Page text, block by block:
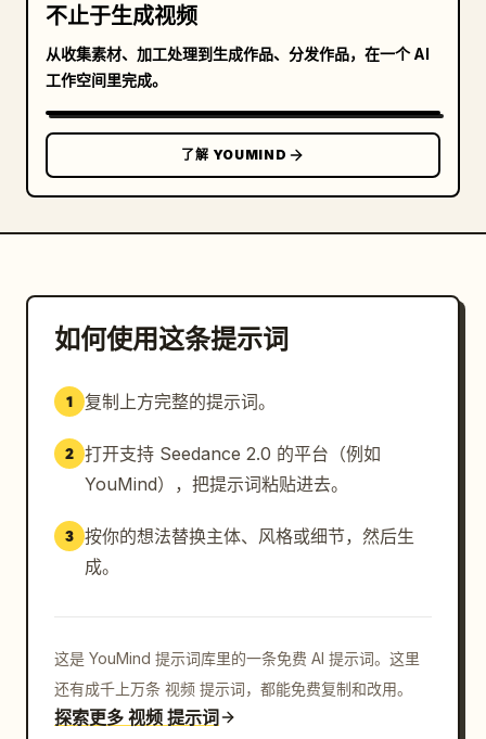
不止于生成视频
从收集素材、加工处理到生成作品、分发作品，在一个 AI
工作空间里完成。
了解 YOUMIND
如何使用这条提示词
1 复制上方完整的提示词。
2 打开支持 Seedance 2.0 的平台（例如
YouMind），把提示词粘贴进去。
3 按你的想法替换主体、风格或细节，然后生
成。
这是 YouMind 提示词库里的一条免费 AI 提示词。这里
还有成千上万条 视频 提示词，都能免费复制和改用。
探索更多 视频 提示词